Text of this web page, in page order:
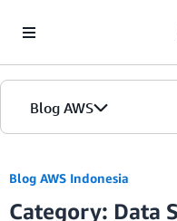
Blog AWS
Beranda
Edisi
Blog AWS Indonesia
Category: Data